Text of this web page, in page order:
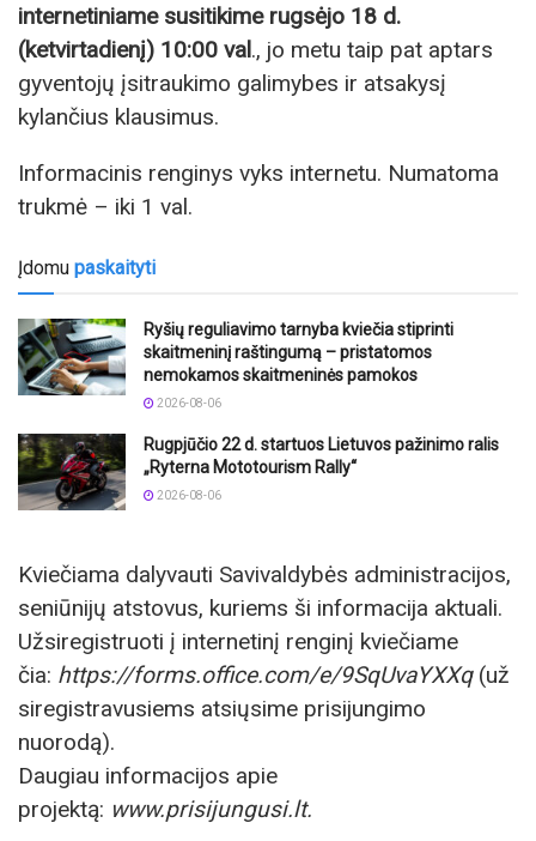
internetiniame susitikime rugsėjo 18 d.
(ketvirtadienį) 10:00 val., jo metu taip pat aptars
gyventojų įsitraukimo galimybes ir atsakysį
kylančius klausimus.
Informacinis renginys vyks internetu. Numatoma
trukmė – iki 1 val.
Įdomu paskaityti
Ryšių reguliavimo tarnyba kviečia stiprinti
skaitmeninį raštingumą – pristatomos
nemokamos skaitmeninės pamokos
2026-08-06
Rugpjūčio 22 d. startuos Lietuvos pažinimo ralis
„Ryterna Mototourism Rally“
2026-08-06
Kviečiama dalyvauti Savivaldybės administracijos,
seniūnijų atstovus, kuriems ši informacija aktuali.
Užsiregistruoti į internetinį renginį kviečiame
čia: https://forms.office.com/e/9SqUvaYXXq(už
siregistravusiems atsiųsime prisijungimo
nuorodą).
Daugiau informacijos apie
projektą: www.prisijungusi.lt.